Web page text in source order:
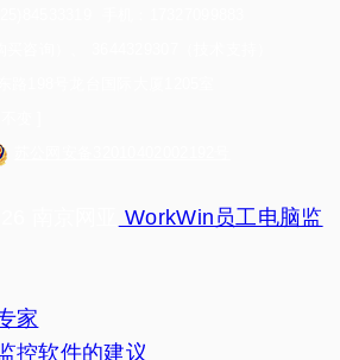
WorkWin员工电脑监
家
控软件的建议